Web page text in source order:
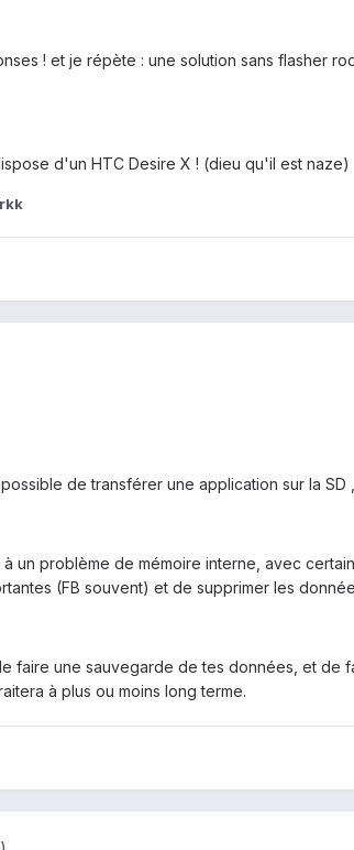
! et je répète : une solution sans flasher
d'un HTC Desire X ! (dieu qu'il est naze)
de transférer une application sur la
un problème de mémoire interne, avec
(FB souvent) et de supprimer les
faire une sauvegarde de tes données, et de
à plus ou moins long terme.